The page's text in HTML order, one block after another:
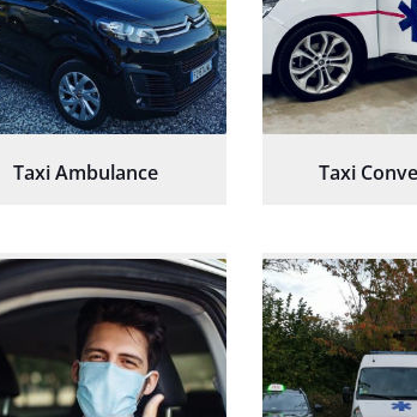
Taxi Ambulance Taxi
Chauffeur à